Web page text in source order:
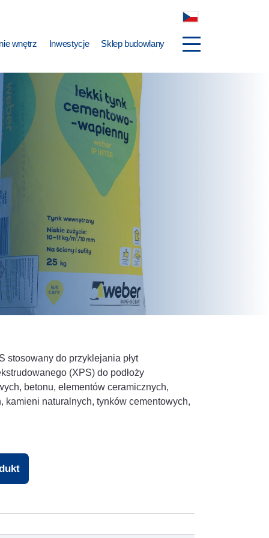
wnętrz Inwestycje Sklep budowlany
stosowany do przyklejania płyt
(XPS) do podłoży
betonu, elementów ceramicznych,
kamieni naturalnych, tynków cementowych,